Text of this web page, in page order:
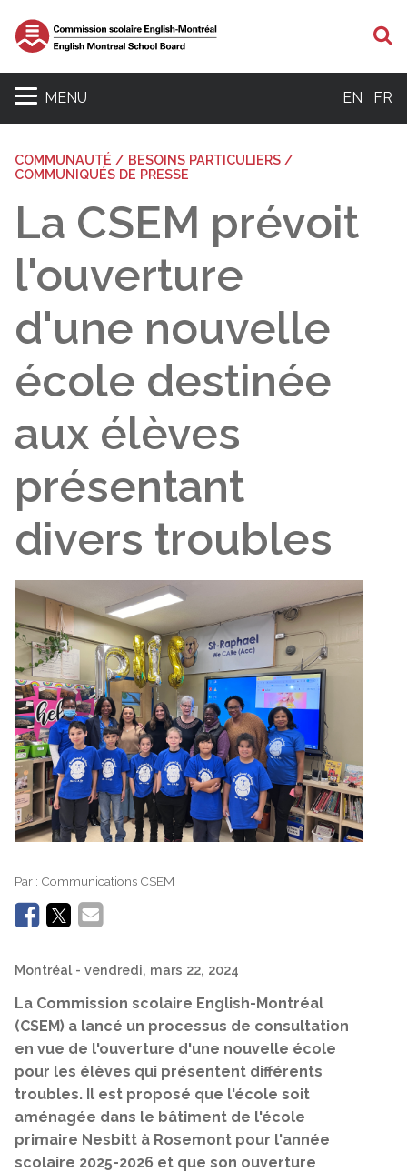
MENU EN FR
COMMUNAUTÉ / BESOINS PARTICULIERS /
COMMUNIQUÉS DE PRESSE
La CSEM prévoit
l'ouverture
d'une nouvelle
école destinée
aux élèves
présentant
divers troubles
Par : Communications CSEM
Montréal - vendredi, mars 22, 2024
La Commission scolaire English-Montréal
(CSEM) a lancé un processus de consultation
en vue de l'ouverture d'une nouvelle école
pour les élèves qui présentent différents
troubles. Il est proposé que l'école soit
aménagée dans le bâtiment de l'école
primaire Nesbitt à Rosemont pour l'année
scolaire 2025-2026 et que son ouverture